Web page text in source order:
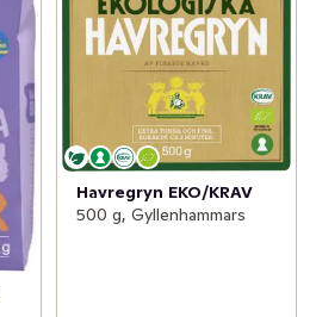
Havregryn EKO/KRAV
500 g, Gyllenhammars